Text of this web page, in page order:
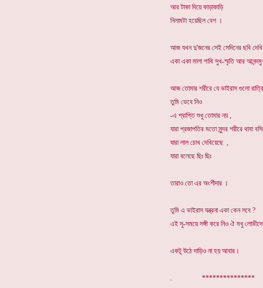
আর টাকা দিয়ে কাড়াকাড়ি
নিলামটা হয়েছিল বেশ ।
আজ যখন দু'জনের সেই সেদিনের ছবি দেখি
একা একা মালা গাথি সুখ-স্মৃতি আর
আজ তোমার শরীরে যে ভাইরাস গুলো
তুমি ভেবে নিও
-এ প্রাপ্তি শুধু তোমার নয় ,
যারা প্রজাপতির মতো সুন্দর শরীরে থাবা
যারা লাল চোখ দেখিয়েছে ,
যারা বলেছে ছিঃ ছিঃ
তারাও তো এর অংশীদার ।
তুমি এ ভাইরাস যন্ত্রনা একা কেন সবে ?
এই সু-সময়ে সঙ্গী করে নিও ঐ মধু
একটু উঠে দাড়িও না হয় আবার।
. ***************